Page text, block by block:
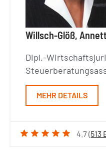
Willsch-Glöß, Annett
Dipl.-
MEHR DETAILS
4.7 (513